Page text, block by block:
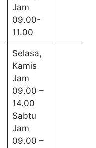
Jam
09.00-
11.00
Selasa,
Kamis
Jam
09.00 –
14.00
Sabtu
Jam
09.00 –